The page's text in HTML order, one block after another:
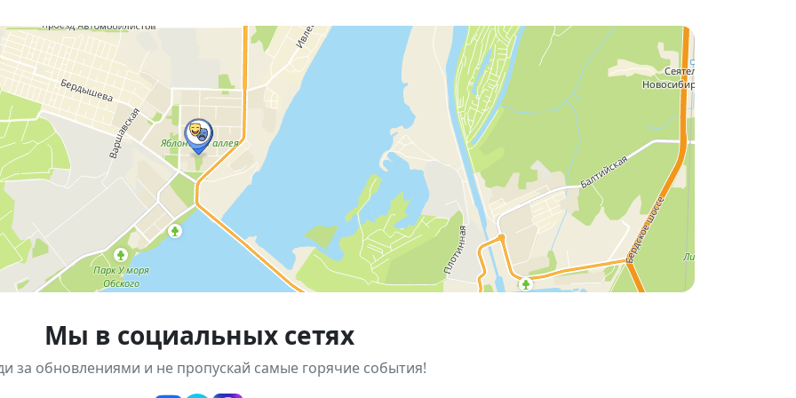
произведений
день в культурной атмосфере и открыть для себя новые имена.
Мы в социальных сетях
за обновлениями и не пропускай самые горячие события!